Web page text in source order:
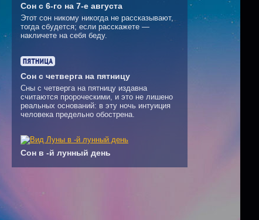
Сон с 6-го на 7-е августа
Этот сон никому никогда не рассказывают,
тогда сбудется; если расскажете —
накличете на себя беду.
Сон с четверга на пятницу
Сны с четверга на пятницу издавна
считаются пророческими, и это не лишено
реальных оснований: в эту ночь интуиция
человека предельно обострена.
Сон в -й лунный день